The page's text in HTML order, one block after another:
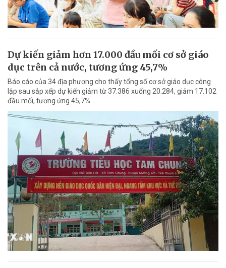
Dự kiến giảm hơn 17.000 đầu mối cơ sở giáo
dục trên cả nước, tương ứng 45,7%
Báo cáo của 34 địa phương cho thấy tổng số cơ sở giáo dục công
lập sau sắp xếp dự kiến giảm từ 37.386 xuống 20.284, giảm 17.102
đầu mối, tương ứng 45,7%.